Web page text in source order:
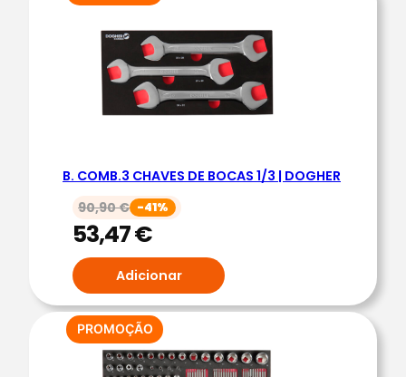
EM
PROMOÇÃO
B. COMB.3 CHAVES DE BOCAS 1/3 | DOGHER
90,90€ -41%
53,47€
Adicionar
PROMOÇÃOPRODUTO
EM
PROMOÇÃO